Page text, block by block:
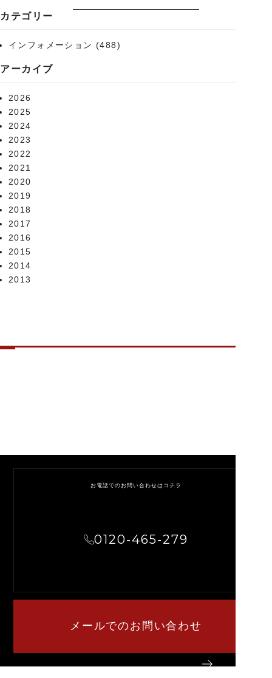
カテゴリー
インフォメーション (488)
アーカイブ
2026
2025
2024
2023
2022
2021
2020
2019
2018
2017
2016
2015
2014
2013
お電話でのお問い合わせはコチラ
0120-465-279
メールでのお問い合わせ